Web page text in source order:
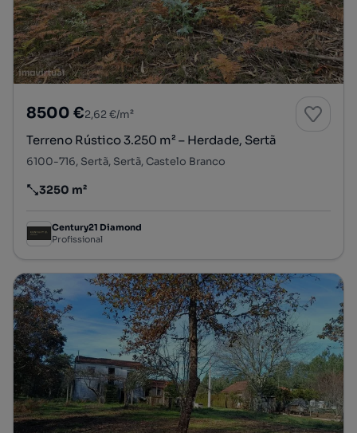
8500 €2,62 €/m²
Terreno Rústico 3.250 m² – Herdade, Sertã
6100-716, Sertã, Sertã, Castelo Branco
Preço por metro quadrado
3250 m²
Century21 Diamond
Profissional